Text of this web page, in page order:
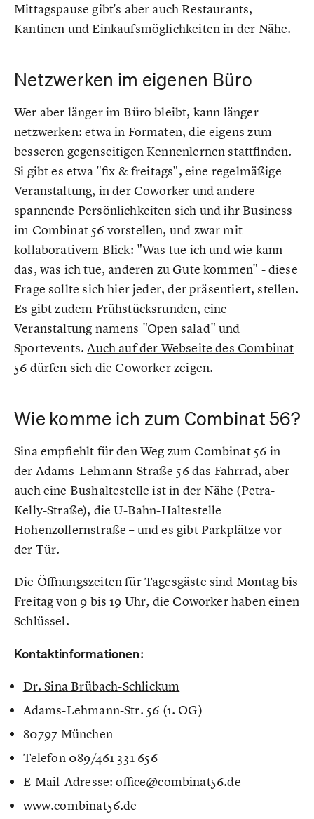
Mittagspause gibt's aber auch Restaurants,
Kantinen und Einkaufsmöglichkeiten in der Nähe.
Netzwerken im eigenen Büro
Wer aber länger im Büro bleibt, kann länger
netzwerken: etwa in Formaten, die eigens zum
besseren gegenseitigen Kennenlernen stattfinden.
Si gibt es etwa "fix & freitags", eine regelmäßige
Veranstaltung, in der Coworker und andere
spannende Persönlichkeiten sich und ihr Business
im Combinat 56 vorstellen, und zwar mit
kollaborativem Blick: "Was tue ich und wie kann
das, was ich tue, anderen zu Gute kommen" - diese
Frage sollte sich hier jeder, der präsentiert, stellen.
Es gibt zudem Frühstücksrunden, eine
Veranstaltung namens "Open salad" und
Sportevents.Auch auf der Webseite des Combinat
56 dürfen sich die Coworker zeigen.
Wie komme ich zum Combinat 56?
Sina empfiehlt für den Weg zum Combinat 56 in
der Adams-Lehmann-Straße 56 das Fahrrad, aber
auch eine Bushaltestelle ist in der Nähe (Petra-
Kelly-Straße), die U-Bahn-Haltestelle
Hohenzollernstraße – und es gibt Parkplätze vor
der Tür.
Die Öffnungszeiten für Tagesgäste sind Montag bis
Freitag von 9 bis 19 Uhr, die Coworker haben einen
Schlüssel.
Kontaktinformationen:
Dr. Sina Brübach-Schlickum
Adams-Lehmann-Str. 56 (1. OG)
80797 München
Telefon 089/461 331 656
E-Mail-Adresse: office@combinat56.de
www.combinat56.de